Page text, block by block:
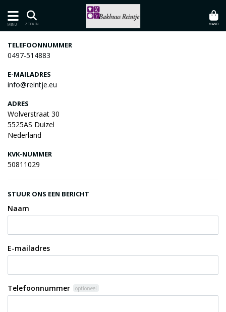
MENU ZOEKEN MAND
TELEFOONNUMMER
0497-514883
E-MAILADRES
info@reintje.eu
ADRES
Wolverstraat 30
5525AS Duizel
Nederland
KVK-NUMMER
50811029
STUUR ONS EEN BERICHT
Naam
E-mailadres
Telefoonnummer optioneel